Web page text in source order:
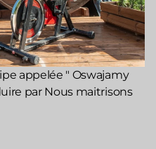
appelée " Oswajamy
par Nous maitrisons